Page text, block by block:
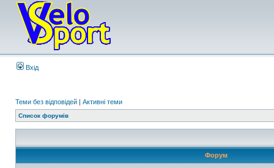
Вхід
Теми без відповідей | Активні теми
Список форумів
Форум